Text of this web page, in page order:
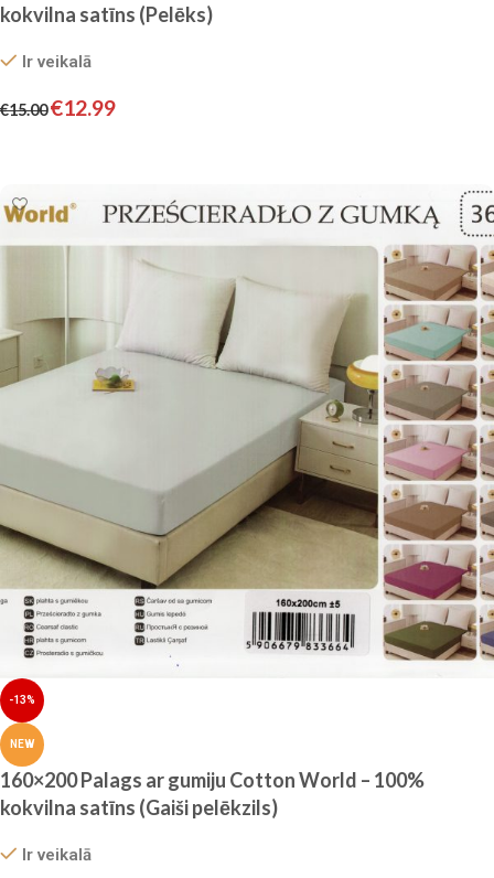
kokvilna satīns (Pelēks)
Ir veikalā
€15.00€12.99
-13%
NEW
160×200 Palags ar gumiju Cotton World – 100%
kokvilna satīns (Gaiši pelēkzils)
Ir veikalā